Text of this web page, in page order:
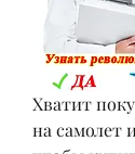
Хватит
на самолет